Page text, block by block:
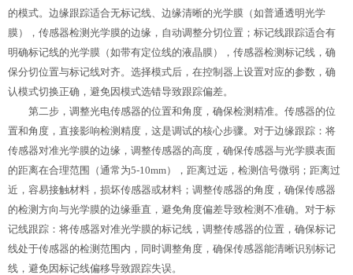
的模式。边缘跟踪适合无标记线、边缘清晰的光学膜（如普通透明光学
膜），传感器检测光学膜的边缘，自动调整分切位置；标记线跟踪适合有
明确标记线的光学膜（如带有定位线的液晶膜），传感器检测标记线，确
保分切位置与标记线对齐。选择模式后，在控制器上设置对应的参数，确
认模式切换正确，避免因模式选错导致跟踪偏差。
第二步，调整光电传感器的位置和角度，确保检测精准。传感器的位
置和角度，直接影响检测精度，这是调试的核心步骤。对于边缘跟踪：将
传感器对准光学膜的边缘，调整传感器的高度，确保传感器与光学膜表面
的距离在合理范围（通常为5-10mm），距离过远，检测信号微弱；距离过
近，容易接触材料，损坏传感器或材料；调整传感器的角度，确保传感器
的检测方向与光学膜的边缘垂直，避免角度偏差导致检测不准确。对于标
记线跟踪：将传感器对准光学膜的标记线，调整传感器的位置，确保标记
线处于传感器的检测范围内，同时调整角度，确保传感器能清晰识别标记
线，避免因标记线偏移导致跟踪失误。